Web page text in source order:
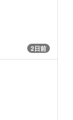
2日前